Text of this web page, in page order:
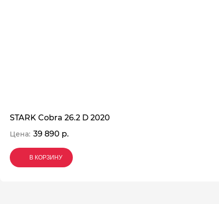
STARK Cobra 26.2 D 2020
Цена: 39 890 р.
В КОРЗИНУ
В КОРЗИНУ
В КОРЗИНУ